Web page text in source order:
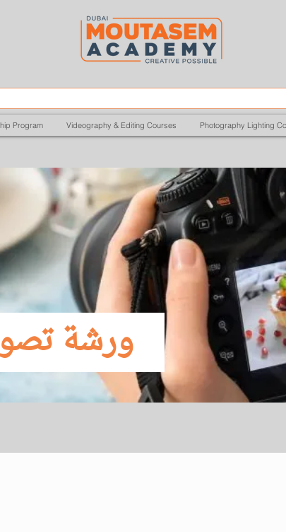
Program Videography & Editing Courses Photography Lighting